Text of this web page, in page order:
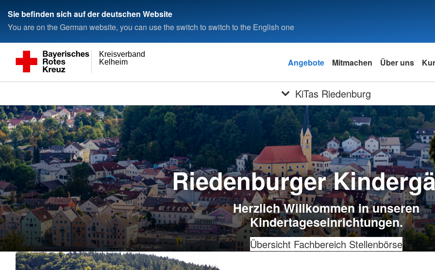
Sie befinden sich auf der deutschen Website
You are on the German website, you can use the switch to switch to the English one
Kelheim
Kreisverband
Angebote Mitmachen Über uns
KiTas Riedenburg
Riedenburger
Herzlich Willkommen in unseren
Kindertageseinrichtungen.
Übersicht Fachbereich Stellenbörse